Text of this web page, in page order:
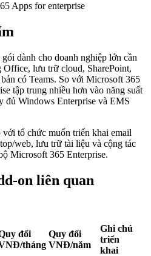
Apps for enterprise
dành cho doanh nghiệp lớn cần
Office, lưu trữ cloud, SharePoint,
có Teams. So với Microsoft 365
tập trung nhiều hơn vào năng suất
đủ Windows Enterprise và EMS
tổ chức muốn triển khai email
web, lưu trữ tài liệu và cộng tác
Microsoft 365 Enterprise.
on liên quan
đổi
tháng
Quy đổi
VNĐ/năm
Ghi chú
triển
khai